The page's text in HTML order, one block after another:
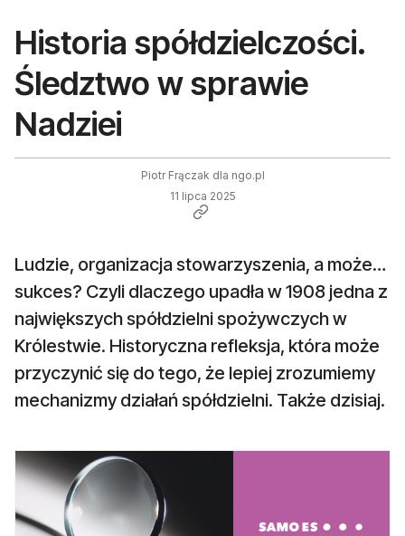
Historia spółdzielczości.
Śledztwo w sprawie
Nadziei
Piotr Frączak dla ngo.pl
11 lipca 2025
Ludzie, organizacja stowarzyszenia, a może…
sukces? Czyli dlaczego upadła w 1908 jedna z
największych spółdzielni spożywczych w
Królestwie. Historyczna refleksja, która może
przyczynić się do tego, że lepiej zrozumiemy
mechanizmy działań spółdzielni. Także dzisiaj.